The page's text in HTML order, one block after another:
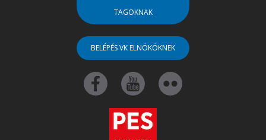
TAGOKNAK
BELÉPÉS VK ELNÖKÖKNEK